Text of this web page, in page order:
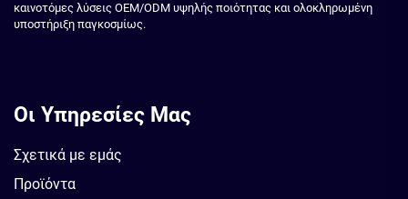
καινοτόμες λύσεις OEM/ODM υψηλής ποιότητας και ολοκληρωμένη
υποστήριξη παγκοσμίως.
Οι Υπηρεσίες Μας
Σχετικά με εμάς
Προϊόντα